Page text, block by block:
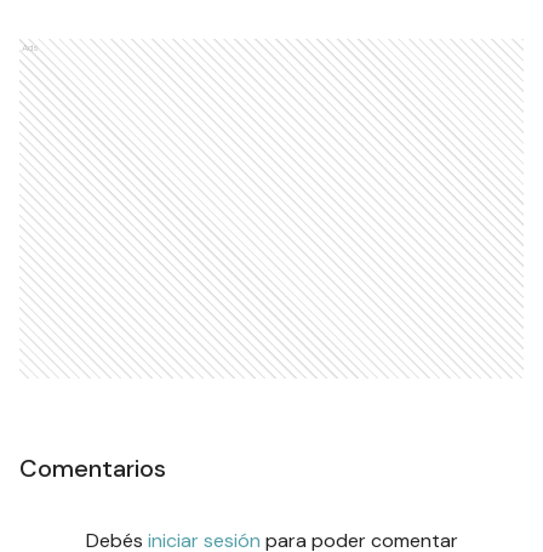
Ads
Comentarios
Debés iniciar sesión para poder comentar